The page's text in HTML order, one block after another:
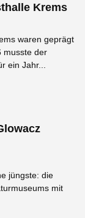
Krems
waren geprägt
musste der
ein Jahr...
jüngste: die
mit